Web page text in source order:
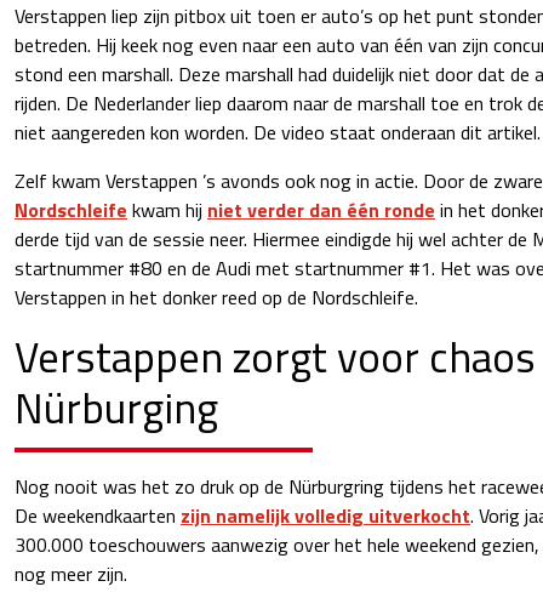
Verstappen liep zijn pitbox uit toen er auto’s op het punt
betreden. Hij keek nog even naar een auto van één van zijn
stond een marshall. Deze marshall had duidelijk niet door dat
rijden. De Nederlander liep daarom naar de marshall toe en trok
niet aangereden kon worden. De video staat onderaan dit artikel.
Zelf kwam Verstappen ’s avonds ook nog in actie. Door de
Nordschleife kwam hij niet verder dan één ronde in het
derde tijd van de sessie neer. Hiermee eindigde hij wel achter de
startnummer #80 en de Audi met startnummer #1. Het was
Verstappen in het donker reed op de Nordschleife.
Verstappen zorgt voor
Nürburging
Nog nooit was het zo druk op de Nürburgring tijdens het
De weekendkaarten zijn namelijk volledig uitverkocht. Vorig
300.000 toeschouwers aanwezig over het hele weekend
nog meer zijn.